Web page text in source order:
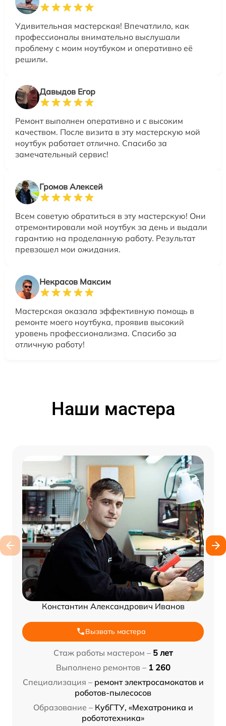
Удивительная мастерская! Впечатлило, как
профессионалы внимательно выслушали
проблему с моим ноутбуком и оперативно её
решили.
Давыдов Егор
Ремонт выполнен оперативно и с высоким
качеством. После визита в эту мастерскую мой
ноутбук работает отлично. Спасибо за
замечательный сервис!
Громов Алексей
Всем советую обратиться в эту мастерскую! Они
отремонтировали мой ноутбук за день и выдали
гарантию на проделанную работу. Результат
превзошел мои ожидания.
Некрасов Максим
Мастерская оказала эффективную помощь в
ремонте моего ноутбука, проявив высокий
уровень профессионализма. Спасибо за
отличную работу!
Наши мастера
Константин Александрович Иванов
Вызвать мастера
Стаж работы мастером – 5 лет
Выполнено ремонтов – 1 260
Специализация – ремонт электросамокатов и
роботов-пылесосов
Образование – КубГТУ, «Мехатроника и
робототехника»